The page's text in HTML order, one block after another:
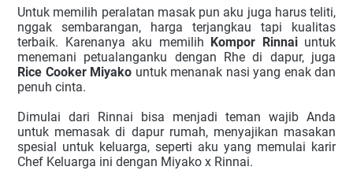
Untuk memilih peralatan masak pun aku juga harus teliti,
nggak sembarangan, harga terjangkau tapi kualitas
terbaik. Karenanya aku memilih
Kompor Rinnai untuk
Rice Cooker Miyako untuk menanak nasi yang enak dan
penuh cinta.
Dimulai dari Rinnai bisa menjadi teman wajib Anda
untuk memasak di dapur rumah, menyajikan masakan
spesial untuk keluarga, seperti aku yang memulai karir
Chef Keluarga ini dengan Miyako x Rinnai.